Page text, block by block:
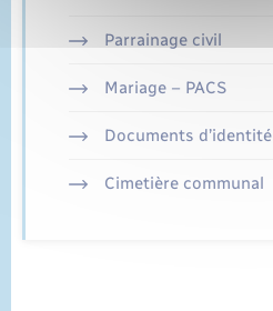
Parrainage civil
Mariage – PACS
Documents d’identité
Cimetière communal